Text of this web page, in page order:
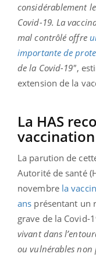
considérablement
Covid-19. La
mal contrôlé offre
importante de
de la Covid-19",
extension de la
La HAS
La parution de
Autorité de santé
novembre la
ans présentant un
grave de la Covid-
vivant dans
ou vulnérables non